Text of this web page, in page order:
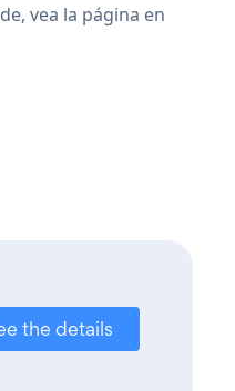
vea la página en
the details